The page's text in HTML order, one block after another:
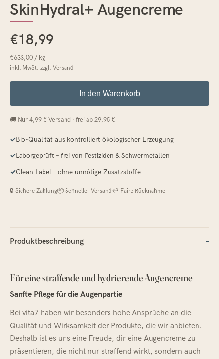
SkinHydral+ Augencreme
€18,99
€633,00 / kg
inkl. MwSt. zzgl. Versand
In den Warenkorb
🚚 Nur 4,99 € Versand · frei ab 29,95 €
✓Bio-Qualität aus kontrolliert ökologischer Erzeugung
✓Laborgeprüft – frei von Pestiziden & Schwermetallen
✓Clean Label – ohne unnötige Zusatzstoffe
🔒 Sichere Zahlung📦 Schneller Versand↩️ Faire Rücknahme
Produktbeschreibung
Für eine straffende und hydrierende Augencreme
Sanfte Pflege für die Augenpartie
Bei vita7 haben wir besonders hohe Ansprüche an die
Qualität und Wirksamkeit der Produkte, die wir anbieten.
Deshalb ist es uns eine Freude, dir eine Augencreme zu
präsentieren, die nicht nur straffend wirkt, sondern auch